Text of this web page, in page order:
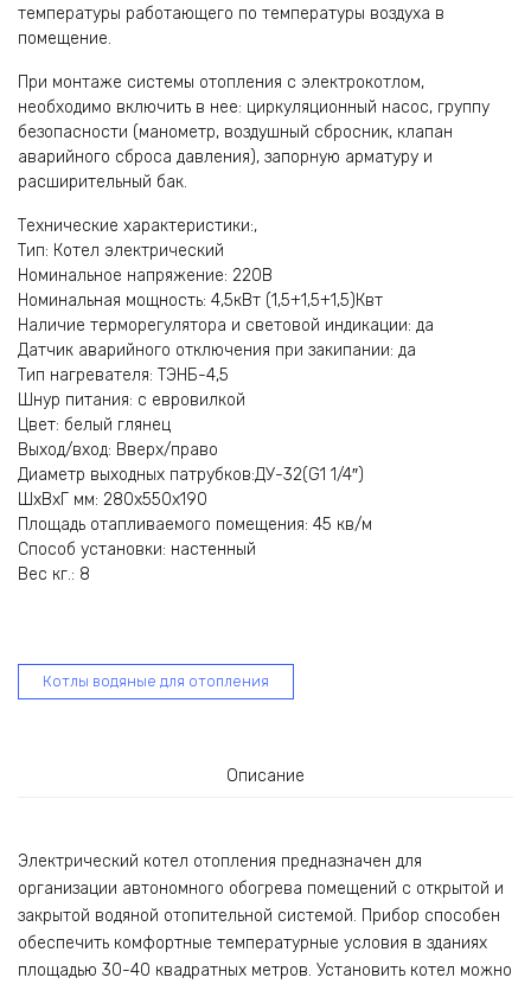
температуры работающего по температуры воздуха в
помещение.
При монтаже системы отопления с электрокотлом,
необходимо включить в нее: циркуляционный насос, группу
безопасности (манометр, воздушный сбросник, клапан
аварийного сброса давления), запорную арматуру и
расширительный бак.
Технические характеристики:,
Тип: Котел электрический
Номинальное напряжение: 220В
Номинальная мощность: 4,5кВт (1,5+1,5+1,5)Квт
Наличие терморегулятора и световой индикации: да
Датчик аварийного отключения при закипании: да
Тип нагревателя: ТЭНБ-4,5
Шнур питания: с евровилкой
Цвет: белый глянец
Выход/вход: Вверх/право
Диаметр выходных патрубков:ДУ-32(G1 1/4″)
ШхВхГ мм: 280х550х190
Площадь отапливаемого помещения: 45 кв/м
Способ установки: настенный
Вес кг.: 8
Котлы водяные для отопления
Описание
Электрический котел отопления предназначен для
организации автономного обогрева помещений с открытой и
закрытой водяной отопительной системой. Прибор способен
обеспечить комфортные температурные условия в зданиях
площадью 30-40 квадратных метров. Установить котел можно